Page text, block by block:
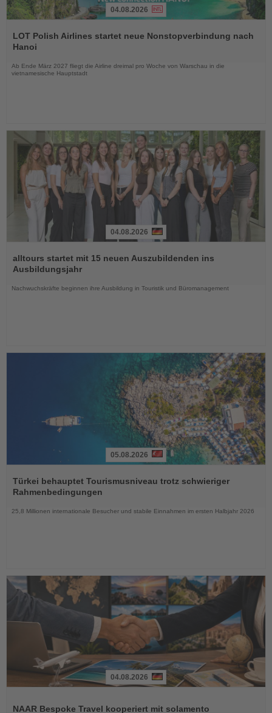
Sie
die
04.08.2026
LOT Polish Airlines startet neue Nonstopverbindung nach
Hanoi
Ab Ende März 2027 fliegt die Airline dreimal pro Woche von Warschau in die
vietnamesische Hauptstadt
Sie
die
04.08.2026
alltours startet mit 15 neuen Auszubildenden ins
Ausbildungsjahr
Nachwuchskräfte beginnen ihre Ausbildung in Touristik und Büromanagement
Sie
die
05.08.2026
Türkei behauptet Tourismusniveau trotz schwieriger
Rahmenbedingungen
25,8 Millionen internationale Besucher und stabile Einnahmen im ersten Halbjahr 2026
04.08.2026
NAAR Bespoke Travel kooperiert mit solamento